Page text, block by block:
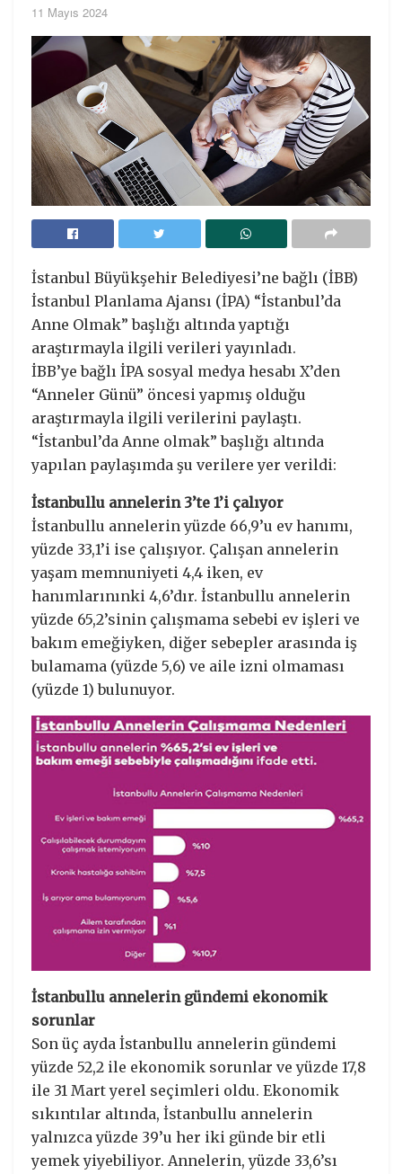
11 Mayıs 2024
İstanbul Büyükşehir Belediyesi’ne bağlı (İBB)
İstanbul Planlama Ajansı (İPA) “İstanbul’da
Anne Olmak” başlığı altında yaptığı
araştırmayla ilgili verileri yayınladı.
İBB’ye bağlı İPA sosyal medya hesabı X’den
“Anneler Günü” öncesi yapmış olduğu
araştırmayla ilgili verilerini paylaştı.
“İstanbul’da Anne olmak” başlığı altında
yapılan paylaşımda şu verilere yer verildi:
İstanbullu annelerin 3’te 1’i çalıyor
İstanbullu annelerin yüzde 66,9’u ev hanımı,
yüzde 33,1’i ise çalışıyor. Çalışan annelerin
yaşam memnuniyeti 4,4 iken, ev
hanımlarınınki 4,6’dır. İstanbullu annelerin
yüzde 65,2’sinin çalışmama sebebi ev işleri ve
bakım emeğiyken, diğer sebepler arasında iş
bulamama (yüzde 5,6) ve aile izni olmaması
(yüzde 1) bulunuyor.
İstanbullu annelerin gündemi ekonomik
sorunlar
Son üç ayda İstanbullu annelerin gündemi
yüzde 52,2 ile ekonomik sorunlar ve yüzde 17,8
ile 31 Mart yerel seçimleri oldu. Ekonomik
sıkıntılar altında, İstanbullu annelerin
yalnızca yüzde 39’u her iki günde bir etli
yemek yiyebiliyor. Annelerin, yüzde 33,6’sı